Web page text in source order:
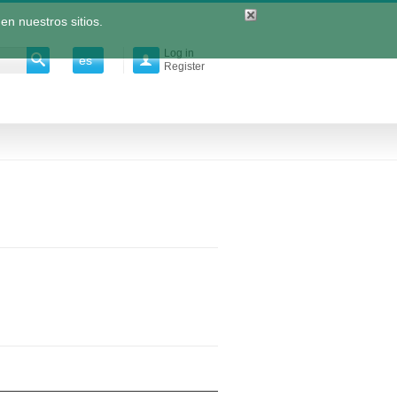

Log in
Register
es
nuestros sitios.